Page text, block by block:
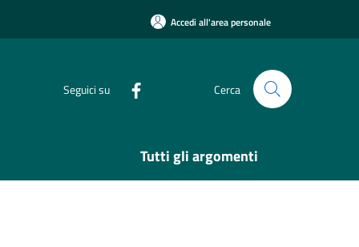
Accedi all'area personale
Seguici su Cerca
Tutti gli argomenti